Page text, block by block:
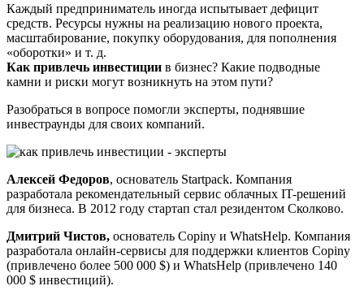
Каждый предприниматель иногда испытывает дефицит
средств. Ресурсы нужны на реализацию нового проекта,
масштабирование, покупку оборудования, для пополнения
«оборотки» и т. д.
Как привлечь инвестиции в бизнес? Какие подводные
камни и риски могут возникнуть на этом пути?
Разобраться в вопросе помогли эксперты, поднявшие
инвестраунды для своих компаний.
Алексей Федоров, основатель Startpack. Компания
разработала рекомендательный сервис облачных IT-решений
для бизнеса. В 2012 году стартап стал резидентом Сколково.
Дмитрий Чистов, основатель Copiny и WhatsHelp. Компания
разработала онлайн-сервисы для поддержки клиентов Copiny
(привлечено более 500 000 $) и WhatsHelp (привлечено 140
000 $ инвестиций).